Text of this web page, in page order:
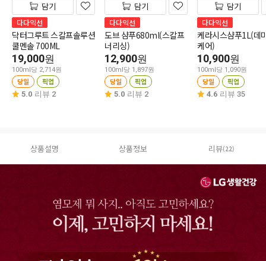
담기
다다익선
닥터그루트 스칼프솔루션
쿨멘솔 700ML
19,000원
100ml당 2,714원
당일 픽업
5.0 리뷰 2
담기
다다익선
도브 샴푸680ml(스칼프
너리싱)
12,900원
100ml당 1,897원
당일 픽업
5.0 리뷰 2
담기
다다익선
케라시스샴푸1L(데
케어)
10,900원
100ml당 1,090원
당일 픽업
4.6 리뷰 35
상품설명 상품정보 리뷰(22)